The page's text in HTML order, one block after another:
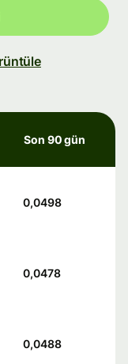
Son 90 gün
0,0498
0,0478
0,0488